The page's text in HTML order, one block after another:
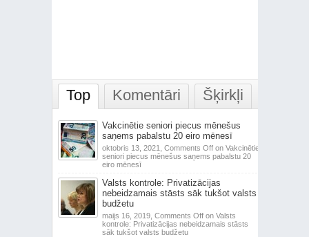
Top Komentāri Šķirkļi
Vakcinētie seniori piecus mēnešus
saņems pabalstu 20 eiro mēnesī
oktobris 13, 2021, Comments Offon Vakcinētie
seniori piecus mēnešus saņems pabalstu 20
eiro mēnesī
Valsts kontrole: Privatizācijas
nebeidzamais stāsts sāk tukšot valsts
budžetu
maijs 16, 2019, Comments Offon Valsts
kontrole: Privatizācijas nebeidzamais stāsts
sāk tukšot valsts budžetu